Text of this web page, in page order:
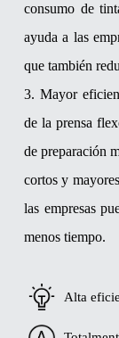
consumo de
ayuda a las
que también
3. Mayor
de la prensa
de preparación
cortos y
las empresas
menos tiempo.
Alta